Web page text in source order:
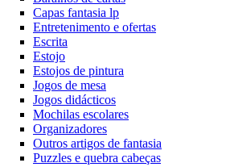
Capas fantasia lp
Entretenimento e ofertas
Escrita
Estojo
Estojos de pintura
Jogos de mesa
Jogos didácticos
Mochilas escolares
Organizadores
Outros artigos de fantasia
Puzzles e quebra cabeças